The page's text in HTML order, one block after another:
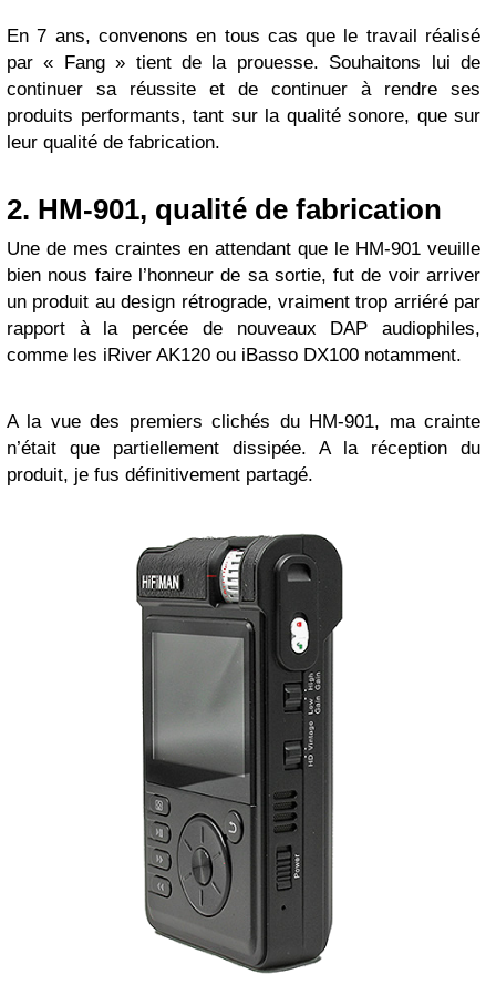
En 7 ans, convenons en tous cas que le travail réalisé
par « Fang » tient de la prouesse. Souhaitons lui de
continuer sa réussite et de continuer à rendre ses
produits performants, tant sur la qualité sonore, que sur
leur qualité de fabrication.
2. HM-901, qualité de fabrication
Une de mes craintes en attendant que le HM-901 veuille
bien nous faire l’honneur de sa sortie, fut de voir arriver
un produit au design rétrograde, vraiment trop arriéré par
rapport à la percée de nouveaux DAP audiophiles,
comme les iRiver AK120 ou iBasso DX100 notamment.
A la vue des premiers clichés du HM-901, ma crainte
n’était que partiellement dissipée. A la réception du
produit, je fus définitivement partagé.